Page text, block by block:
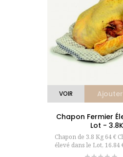
VOIR
Chapon Fermier
Lot -
Chapon de 3.8 Kg 64 €
élevé dans le Lot, 16.84